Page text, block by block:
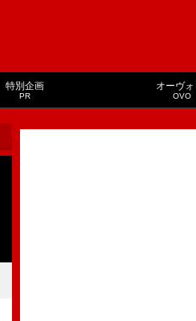
特別企画
PR
オーヴォ
OVO